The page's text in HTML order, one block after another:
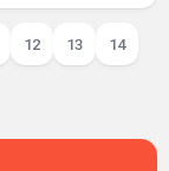
12 13 14